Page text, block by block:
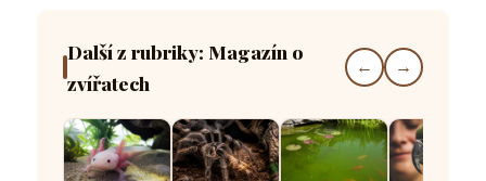
Další z rubriky: Magazín o
zvířatech
← →